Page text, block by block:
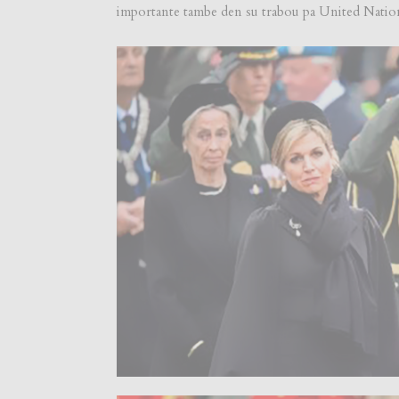
importante tambe den su trabou pa United